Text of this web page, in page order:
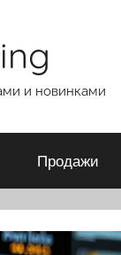
и новинками
Продажи